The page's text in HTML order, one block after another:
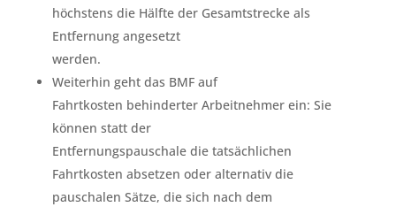
höchstens die Hälfte der Gesamtstrecke als
Entfernung angesetzt
werden.
Weiterhin geht das BMF auf
Fahrtkosten behinderter Arbeitnehmer ein: Sie
können statt der
Entfernungspauschale die tatsächlichen
Fahrtkosten absetzen oder alternativ die
pauschalen Sätze, die sich nach dem